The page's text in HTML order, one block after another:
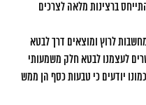
ברצינות מלאה לצרכים
לרוץ ומוצאים דרך לבטא
לעצמנו לבטא חלק משמעותי
יודעים כי טבעות כסף הן ממש